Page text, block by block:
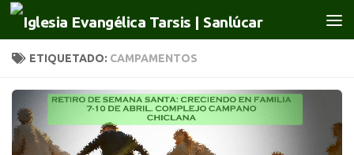
Saltar al contenido
ETIQUETADO: CAMPAMENTOS